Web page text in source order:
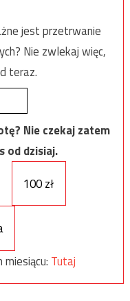
jest przetrwanie
Nie zwlekaj więc,
teraz.
Nie czekaj zatem
od dzisiaj.
100 zł
Tutaj